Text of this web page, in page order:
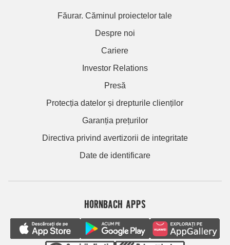
Făurar. Căminul proiectelor tale
Despre noi
Cariere
Investor Relations
Presă
Protecția datelor și drepturile clienților
Garanția prețurilor
Directiva privind avertizorii de integritate
Date de identificare
HORNBACH APPS